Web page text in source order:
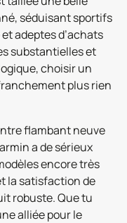
séduisant sportifs
adeptes d’achats
substantielles et
choisir un
plus rien
flambant neuve
a de sérieux
encore très
la satisfaction de
robuste. Que tu
alliée pour le